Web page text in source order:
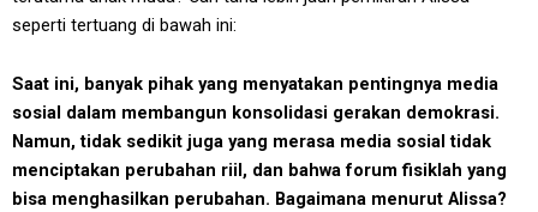
seperti tertuang di bawah ini:
Saat ini, banyak pihak yang menyatakan pentingnya media
sosial dalam membangun konsolidasi gerakan demokrasi.
Namun, tidak sedikit juga yang merasa media sosial tidak
menciptakan perubahan riil, dan bahwa forum fisiklah yang
bisa menghasilkan perubahan. Bagaimana menurut Alissa?